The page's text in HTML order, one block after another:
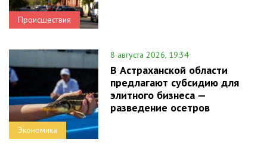
Происшествия
Экономика
8 августа 2026, 19:34
В Астраханской области
предлагают субсидию для
элитного бизнеса —
разведение осетров